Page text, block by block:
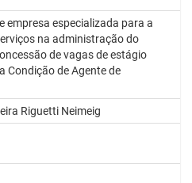
empresa especializada para a
na administração do
de vagas de estágio
Condição de Agente de
Riguetti Neimeig